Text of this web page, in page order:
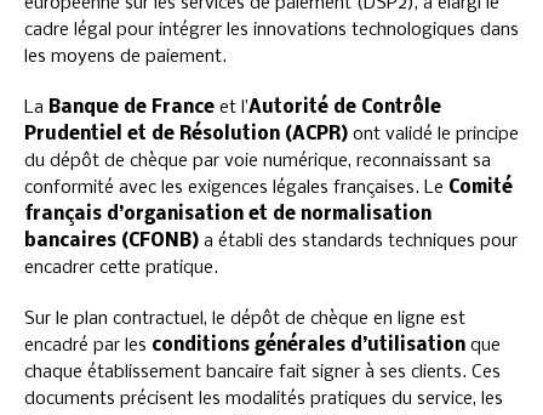
cadre légal pour intégrer les innovations technologiques dans
les moyens de paiement.
La Banque de France et l’Autorité de Contrôle
Prudentiel et de Résolution (ACPR) ont validé le principe
du dépôt de chèque par voie numérique, reconnaissant sa
conformité avec les exigences légales françaises. Le Comité
français d’organisation et de normalisation
bancaires (CFONB) a établi des standards techniques pour
encadrer cette pratique.
Sur le plan contractuel, le dépôt de chèque en ligne est
encadré par les conditions générales d’utilisation que
chaque établissement bancaire fait signer à ses clients. Ces
documents précisent les modalités pratiques du service, les